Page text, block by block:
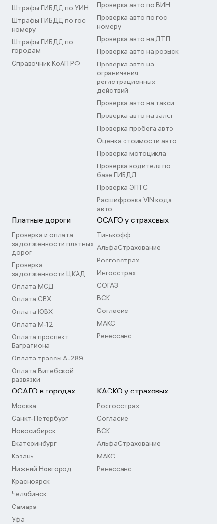
Штрафы ГИБДД по УИН
Штрафы ГИБДД по гос
номеру
Штрафы ГИБДД по
городам
Справочник КоАП РФ
Проверка авто по ВИН
Проверка авто по гос
номеру
Проверка авто на ДТП
Проверка авто на розыск
Проверка авто на
ограничения
регистрационных
действий
Проверка авто на такси
Проверка авто на залог
Проверка пробега авто
Оценка стоимости авто
Проверка мотоцикла
Проверка водителя по
базе ГИБДД
Проверка ЭПТС
Расшифровка VIN кода
авто
Платные дороги
Проверка и оплата
задолженности платных
дорог
Проверка
задолженности ЦКАД
Оплата МСД
Оплата СВХ
Оплата ЮВХ
Оплата М-12
Оплата проспект
Багратиона
Оплата трассы А-289
Оплата Витебской
развязки
ОСАГО у страховых
Тинькофф
АльфаСтрахование
Росгосстрах
Ингосстрах
СОГАЗ
ВСК
Согласие
МАКС
Ренессанс
ОСАГО в городах
Москва
Санкт-Петербург
Новосибирск
Екатеринбург
Казань
Нижний Новгород
Красноярск
Челябинск
Самара
Уфа
КАСКО у страховых
Росгосстрах
Согласие
ВСК
АльфаСтрахование
МАКС
Ренессанс